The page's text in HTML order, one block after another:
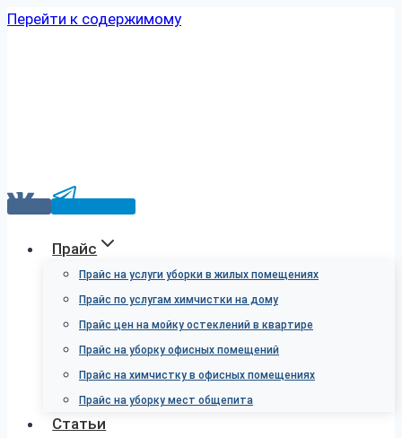
Перейти к содержимому
Прайс
Прайс на услуги уборки в жилых помещениях
Прайс по услугам химчистки на дому
Прайс цен на мойку остеклений в квартире
Прайс на уборку офисных помещений
Прайс на химчистку в офисных помещениях
Прайс на уборку мест общепита
Статьи